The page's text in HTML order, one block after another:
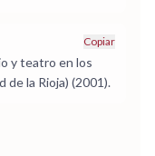
Copiar
y teatro en los
de la Rioja) (2001).